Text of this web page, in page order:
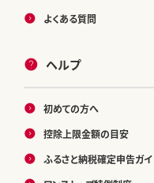
よくある質問
ヘルプ
初めての方へ
控除上限金額の目安
ふるさと納税確定申告ガイ